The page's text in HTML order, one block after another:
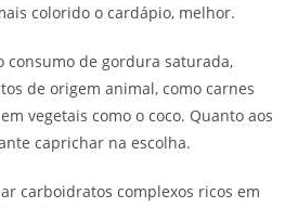
colorido o cardápio, melhor.
consumo de gordura saturada,
de origem animal, como carnes
vegetais como o coco. Quanto aos
caprichar na escolha.
carboidratos complexos ricos em